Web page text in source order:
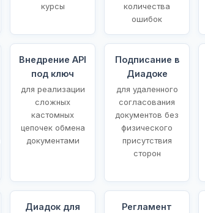
курсы
количества
ошибок
Внедрение API
под ключ
для реализации
сложных
кастомных
цепочек обмена
документами
Подписание в
Диадоке
для удаленного
согласования
документов без
физического
присутствия
сторон
Диадок для
Регламент